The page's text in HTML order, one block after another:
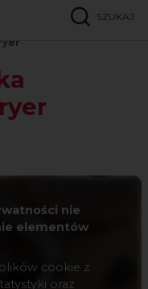
SZUKAJ
serwisie Facebook
nie
elementów
cookie z
oraz